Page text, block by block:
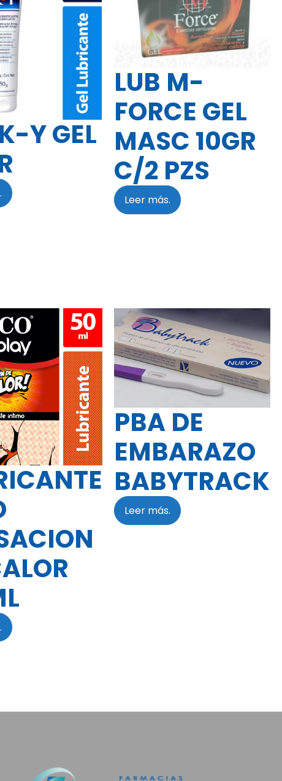
Y GEL
LUB M-
FORCE GEL
MASC 10GR
C/2 PZS
Leer más.
PBA DE
EMBARAZO
BABYTRACK
Leer más.